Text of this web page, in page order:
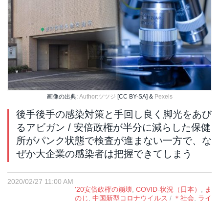
画像の出典: Author:ツツジ [CC BY-SA] & Pexels
後手後手の感染対策と手回し良く脚光をあび
るアビガン / 安倍政権が半分に減らした保健
所がパンク状態で検査が進まない一方で、な
ぜか大企業の感染者は把握できてしまう
2020/02/27 11:00 AM
'20安倍政権の崩壊, COVID-状況（日本） , ま
のじ, 中国新型コロナウイルス / ＊社会, ライ